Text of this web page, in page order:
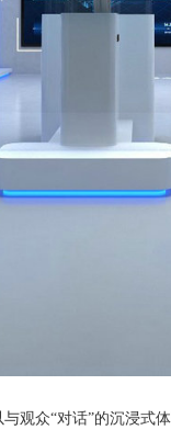
与观众“对话”的沉浸式